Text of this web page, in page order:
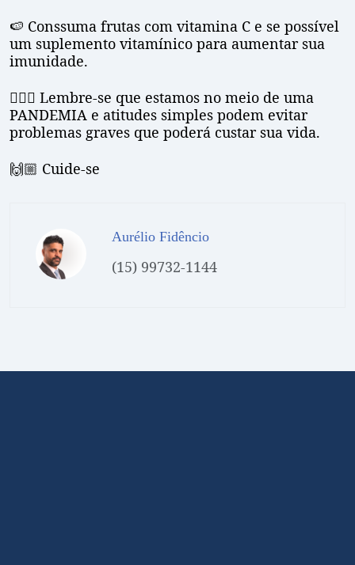
🍉 Conssuma frutas com vitamina C e se possível
um suplemento vitamínico para aumentar sua
imunidade.
💁🏽‍♂️ Lembre-se que estamos no meio de uma
PANDEMIA e atitudes simples podem evitar
problemas graves que poderá custar sua vida.
🙌🏼 Cuide-se
Aurélio Fidêncio
(15) 99732-1144